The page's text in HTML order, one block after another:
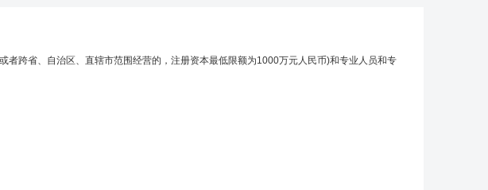
跨省、自治区、直辖市范围经营的，注册资本最低限额为1000万元人民币)和专业人员和专